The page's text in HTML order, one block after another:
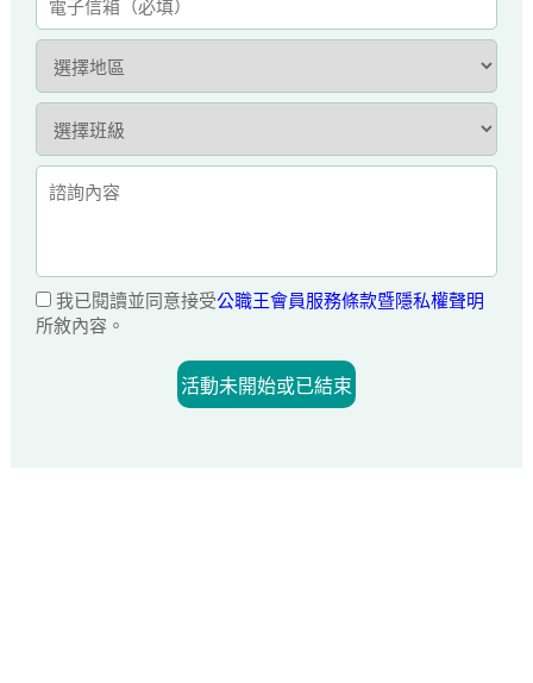
我已閱讀並同意接受公職王會員服務條款暨隱私權聲明
所敘內容。
活動未開始或已結束